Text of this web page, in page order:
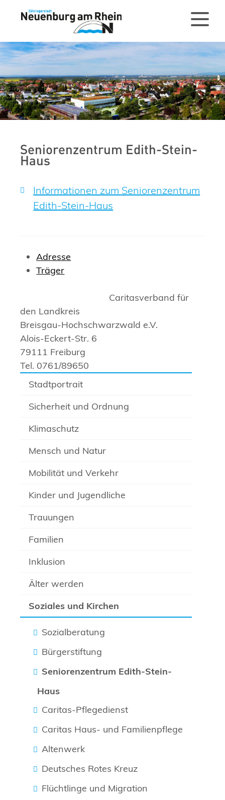
Stadtportrait
Sicherheit und Ordnung
Klimaschutz
Mensch und Natur
Mobilität und Verkehr
Kinder und Jugendliche
Trauungen
Familien
Inklusion
Älter werden
Soziales und Kirchen
Sozialberatung
Bürgerstiftung
Seniorenzentrum Edith-Stein-
Haus
Caritas-Pflegedienst
Caritas Haus- und Familienpflege
Altenwerk
Deutsches Rotes Kreuz
Flüchtlinge und Migration
Seniorenzentrum Edith-Stein-
Haus
Informationen zum Seniorenzentrum
Edith-Stein-Haus
Adresse
Träger
Caritasverband für
den Landkreis
Breisgau-Hochschwarzwald e.V.
Alois-Eckert-Str. 6
79111 Freiburg
Tel. 0761/89650